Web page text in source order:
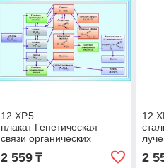
12.ХР.5.
плакат Генетическая
связи органических
соединений, 60х90 см,
фотобумага
2 559₸ 2